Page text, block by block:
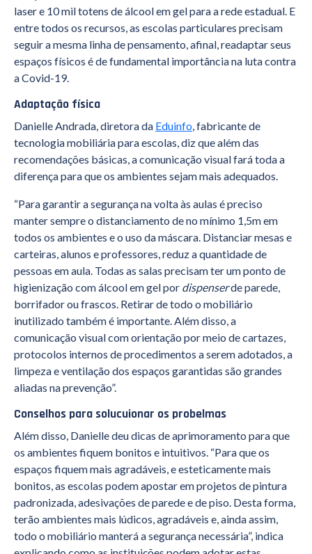
laser e 10 mil totens de álcool em gel para a rede estadual. E
entre todos os recursos, as escolas particulares precisam
seguir a mesma linha de pensamento, afinal, readaptar seus
espaços físicos é de fundamental importância na luta contra
a Covid-19.
Adaptação física
Danielle Andrada, diretora da Eduinfo, fabricante de
tecnologia mobiliária para escolas, diz que além das
recomendações básicas, a comunicação visual fará toda a
diferença para que os ambientes sejam mais adequados.
“Para garantir a segurança na volta às aulas é preciso
manter sempre o distanciamento de no mínimo 1,5m em
todos os ambientes e o uso da máscara. Distanciar mesas e
carteiras, alunos e professores, reduz a quantidade de
pessoas em aula. Todas as salas precisam ter um ponto de
higienização com álcool em gel por dispenserde parede,
borrifador ou frascos. Retirar de todo o mobiliário
inutilizado também é importante. Além disso, a
comunicação visual com orientação por meio de cartazes,
protocolos internos de procedimentos a serem adotados, a
limpeza e ventilação dos espaços garantidas são grandes
aliadas na prevenção”.
Conselhos para solucuionar os probelmas
Além disso, Danielle deu dicas de aprimoramento para que
os ambientes fiquem bonitos e intuitivos. “Para que os
espaços fiquem mais agradáveis, e esteticamente mais
bonitos, as escolas podem apostar em projetos de pintura
padronizada, adesivações de parede e de piso. Desta forma,
terão ambientes mais lúdicos, agradáveis e, ainda assim,
todo o mobiliário manterá a segurança necessária”, indica